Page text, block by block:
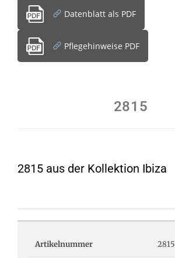
Datenblatt als PDF
Pflegehinweise PDF
2815
2815 aus der Kollektion Ibiza
Artikelnummer 2815